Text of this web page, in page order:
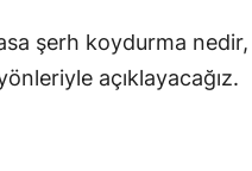
şerh koydurma
açıklayacağız.